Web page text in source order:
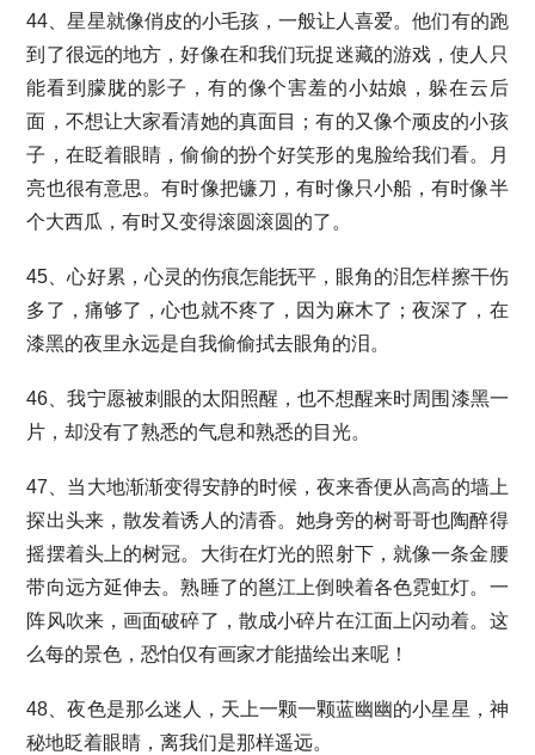
44、星星就像俏皮的小毛孩，一般让人喜爱。他们有的跑
到了很远的地方，好像在和我们玩捉迷藏的游戏，使人只
能看到朦胧的影子，有的像个害羞的小姑娘，躲在云后
面，不想让大家看清她的真面目；有的又像个顽皮的小孩
子，在眨着眼睛，偷偷的扮个好笑形的鬼脸给我们看。月
亮也很有意思。有时像把镰刀，有时像只小船，有时像半
个大西瓜，有时又变得滚圆滚圆的了。
45、心好累，心灵的伤痕怎能抚平，眼角的泪怎样擦干伤
多了，痛够了，心也就不疼了，因为麻木了；夜深了，在
漆黑的夜里永远是自我偷偷拭去眼角的泪。
46、我宁愿被刺眼的太阳照醒，也不想醒来时周围漆黑一
片，却没有了熟悉的气息和熟悉的目光。
47、当大地渐渐变得安静的时候，夜来香便从高高的墙上
探出头来，散发着诱人的清香。她身旁的树哥哥也陶醉得
摇摆着头上的树冠。大街在灯光的照射下，就像一条金腰
带向远方延伸去。熟睡了的邕江上倒映着各色霓虹灯。一
阵风吹来，画面破碎了，散成小碎片在江面上闪动着。这
么每的景色，恐怕仅有画家才能描绘出来呢！
48、夜色是那么迷人，天上一颗一颗蓝幽幽的小星星，神
秘地眨着眼睛，离我们是那样遥远。